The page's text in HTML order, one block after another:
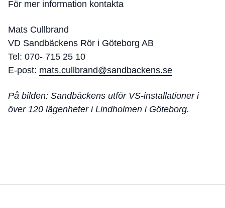
För mer information kontakta
Mats Cullbrand
VD Sandbäckens Rör i Göteborg AB
Tel: 070- 715 25 10
E-post: mats.cullbrand@sandbackens.se
På bilden: Sandbäckens utför VS-installationer i
över 120 lägenheter i Lindholmen i Göteborg.